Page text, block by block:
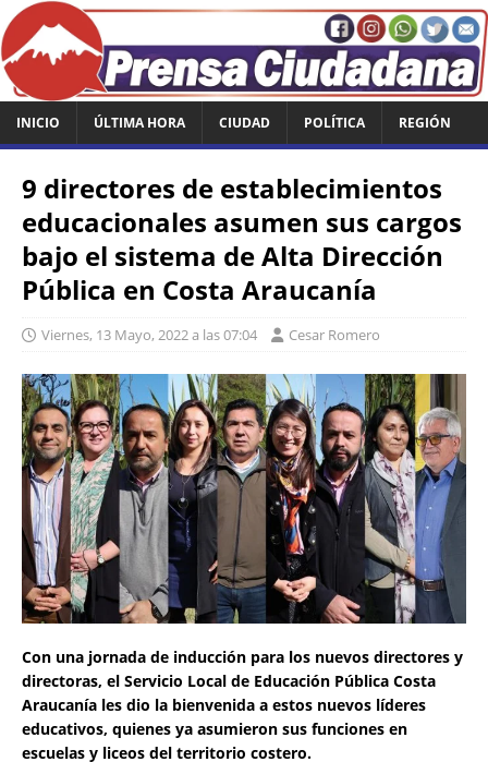
INICIO ÚLTIMA HORA CIUDAD POLÍTICA REGIÓN
9 directores de establecimientos
educacionales asumen sus cargos
bajo el sistema de Alta Dirección
Pública en Costa Araucanía
Viernes, 13 Mayo, 2022 a las 07:04 Cesar Romero
Con una jornada de inducción para los nuevos directores y
directoras, el Servicio Local de Educación Pública Costa
Araucanía les dio la bienvenida a estos nuevos líderes
educativos, quienes ya asumieron sus funciones en
escuelas y liceos del territorio costero.